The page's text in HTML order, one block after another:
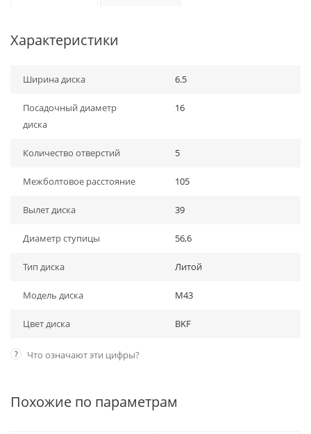
Характеристики
Ширина диска 6.5
Посадочный диаметр
диска
16
Количество отверстий 5
Межболтовое расстояние 105
Вылет диска 39
Диаметр ступицы 56,6
Тип диска Литой
Модель диска M43
Цвет диска BKF
? Что означают эти цифры?
Похожие по параметрам